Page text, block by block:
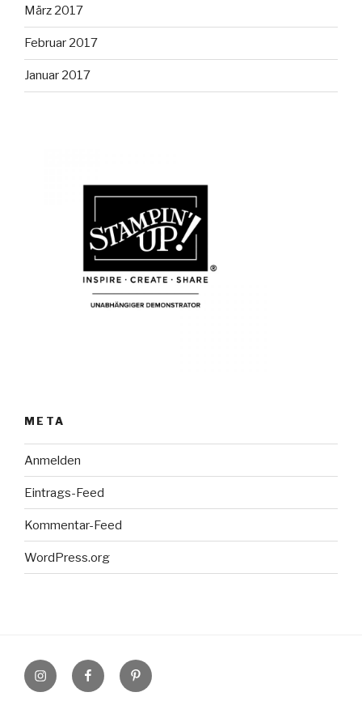
März 2017
Februar 2017
Januar 2017
META
Anmelden
Eintrags-Feed
Kommentar-Feed
WordPress.org
InstagramFacebookPinterest